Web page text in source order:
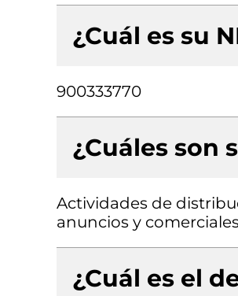
¿Cuál es su
900333770
¿Cuáles son
Actividades de
anuncios y
¿Cuál es el